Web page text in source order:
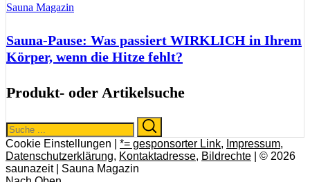
Sauna Magazin
Sauna-Pause: Was passiert WIRKLICH in Ihrem
Körper, wenn die Hitze fehlt?
Produkt- oder Artikelsuche
Search
for:
Cookie Einstellungen | *= gesponsorter Link, Impressum,
Datenschutzerklärung, Kontaktadresse, Bildrechte | © 2026
saunazeit | Sauna Magazin